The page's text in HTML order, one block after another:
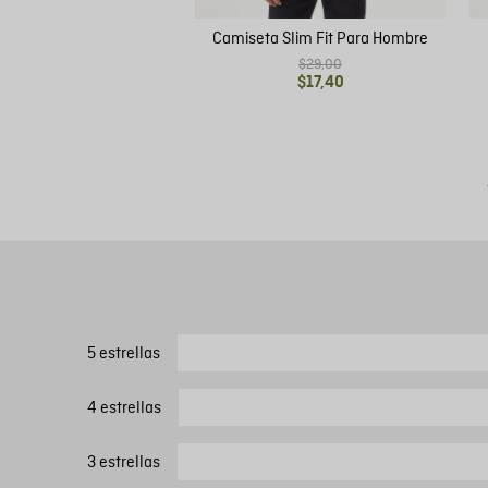
Camiseta Slim Fit Para Hombre
$29,00
$17,40
5 estrellas
4 estrellas
3 estrellas